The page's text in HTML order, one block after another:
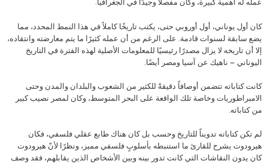
عمله له أهمية كبيرة، وكان مفصلاً وجيدًا في الجغرافيا.
كان أول يوناني، أول أوروبي حتى، يكتب تاريخًا كاملاً في هذا النمط المحدد، مما
يضع سابقة لسنوات قادمة. على الرغم من أن عمله كثيرًا ما يتم معارضته وانتقاده،
إلا أن تاريخه لا يزال مصدرًا رئيسيًا للمعلومات الأصلية لهذه الفترة في التاريخ
اليوناني – ناهيك عن آسيا ومصر أيضًا.
كانت كتاباته تتضمن أوصافاً دقيقةً للكثير من الشعوب والبلدان والمدن وحتى
الامبراطوريات وخاصة تلك الواقعة على البحر المتوسط، وكان لمصر نصيب كبير
من كتاباته.
لم تكن كتاباته تدويناً للتاريخ وحسب بل كان هناك طابع عقلي فلسفي، فكان
هيرودوت يشرح للقارئ ما استنبطه بأسلوبٍ فلسفي مميز، ونظرًا لأنّ هيرودوت
كان يدون النقاشات التي كانت تدور بينه وبين الأشخاص الذين يقابلهم، فقد وصف